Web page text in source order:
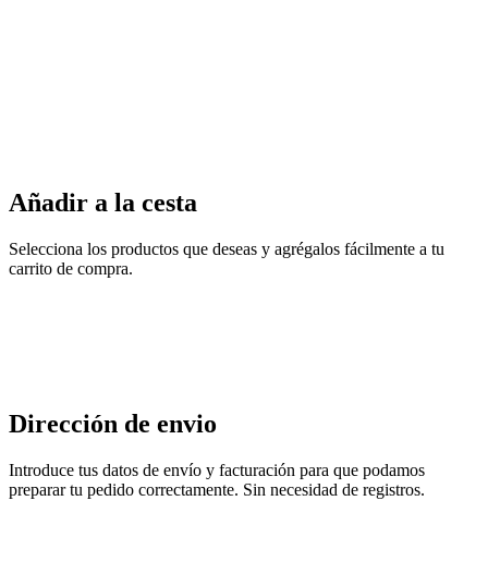
Añadir a la cesta
Selecciona los productos que deseas y agrégalos fácilmente a tu
carrito de compra.
Dirección de envio
Introduce tus datos de envío y facturación para que podamos
preparar tu pedido correctamente. Sin necesidad de registros.